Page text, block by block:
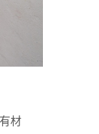
材